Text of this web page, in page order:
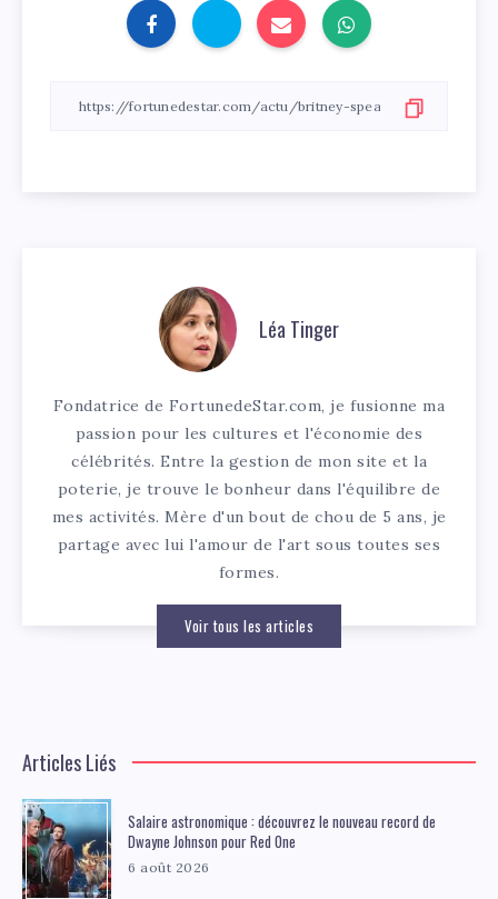
Léa Tinger
Fondatrice de FortunedeStar.com, je fusionne ma
passion pour les cultures et l'économie des
célébrités. Entre la gestion de mon site et la
poterie, je trouve le bonheur dans l'équilibre de
mes activités. Mère d'un bout de chou de 5 ans, je
partage avec lui l'amour de l'art sous toutes ses
formes.
Voir tous les articles
Articles Liés
Salaire astronomique : découvrez le nouveau record de
Dwayne Johnson pour Red One
6 août 2026